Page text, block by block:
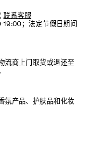
联系客服
；法定节假日期间
流商上门取货或退还至
氛产品、护肤品和化妆